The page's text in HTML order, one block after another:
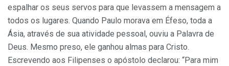
espalhar os seus servos para que levassem a mensagem a
todos os lugares. Quando Paulo morava em Éfeso, toda a
Ásia, através de sua atividade pessoal, ouviu a Palavra de
Deus. Mesmo preso, ele ganhou almas para Cristo.
Escrevendo aos Filipenses o apóstolo declarou: “Para mim